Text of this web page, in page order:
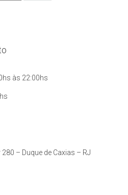
às 22:00hs
– Duque de Caxias – RJ